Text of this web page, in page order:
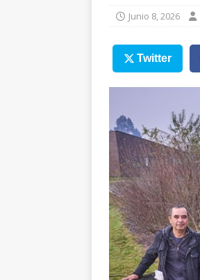
Junio 8, 2026
Twitter